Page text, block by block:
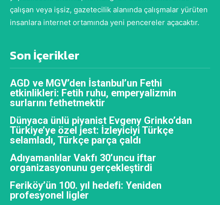
çalışan veya işsiz, gazetecilik alanında çalışmalar yürüten
insanlara internet ortamında yeni pencereler açacaktır.
Son İçerikler
AGD ve MGV’den İstanbul’un Fethi
etkinlikleri: Fetih ruhu, emperyalizmin
surlarını fethetmektir
Dünyaca ünlü piyanist Evgeny Grinko’dan
Türkiye’ye özel jest: İzleyiciyi Türkçe
selamladı, Türkçe parça çaldı
Adıyamanlılar Vakfı 30’uncu iftar
organizasyonunu gerçekleştirdi
Feriköy’ün 100. yıl hedefi: Yeniden
profesyonel ligler